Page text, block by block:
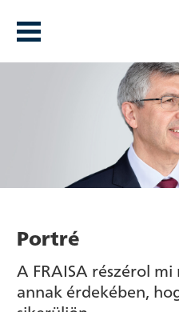
Portré
A FRAISA részérol
annak érdekében,